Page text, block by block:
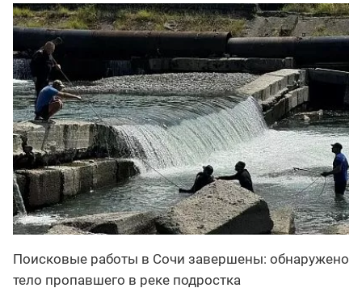
Поисковые работы в Сочи завершены: обнаружено
тело пропавшего в реке подростка